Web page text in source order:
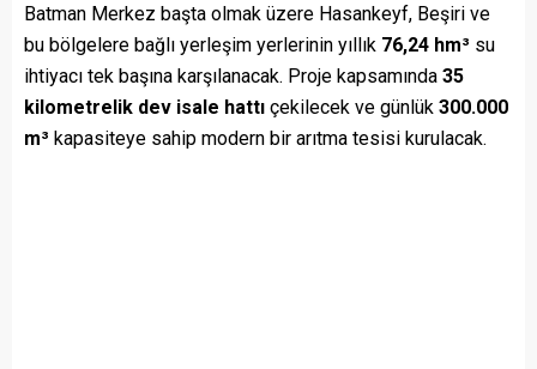
Batman Merkez başta olmak üzere Hasankeyf, Beşiri ve
bu bölgelere bağlı yerleşim yerlerinin yıllık 76,24 hm³ su
ihtiyacı tek başına karşılanacak. Proje kapsamında 35
kilometrelik dev isale hattı çekilecek ve günlük 300.000
m³ kapasiteye sahip modern bir arıtma tesisi kurulacak.